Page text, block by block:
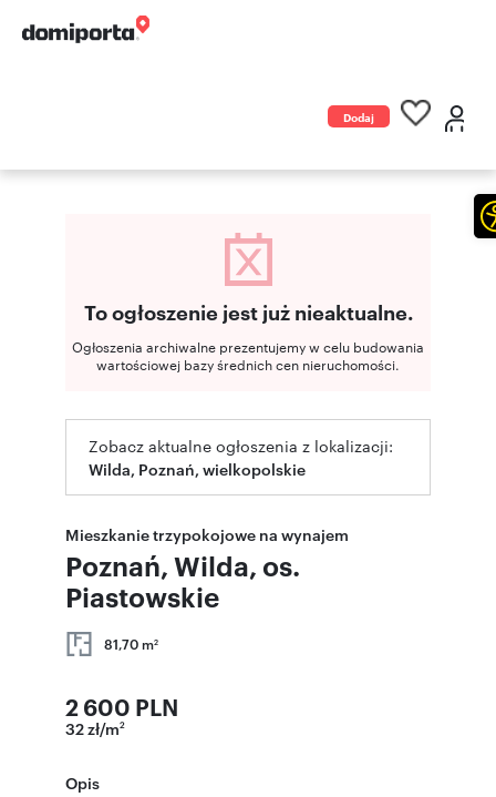
Dodaj
To ogłoszenie jest już nieaktualne.
Ogłoszenia archiwalne prezentujemy w celu budowania
wartościowej bazy średnich cen nieruchomości.
Zobacz aktualne ogłoszenia z lokalizacji:
Wilda, Poznań, wielkopolskie
Mieszkanie trzypokojowe na wynajem
Poznań, Wilda, os.
Piastowskie
81,70 m2
2 600 PLN
32 zł/m2
Opis